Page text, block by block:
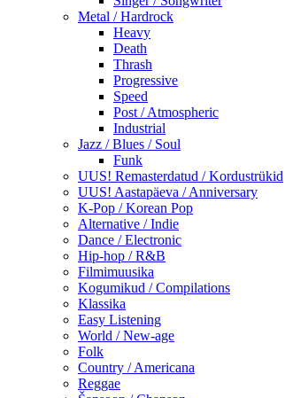
Metal / Hardrock
Heavy
Death
Thrash
Progressive
Speed
Post / Atmospheric
Industrial
Jazz / Blues / Soul
Funk
UUS! Remasterdatud / Kordustrükid
UUS! Aastapäeva / Anniversary
K-Pop / Korean Pop
Alternative / Indie
Dance / Electronic
Hip-hop / R&B
Filmimuusika
Kogumikud / Compilations
Klassika
Easy Listening
World / New-age
Folk
Country / Americana
Reggae